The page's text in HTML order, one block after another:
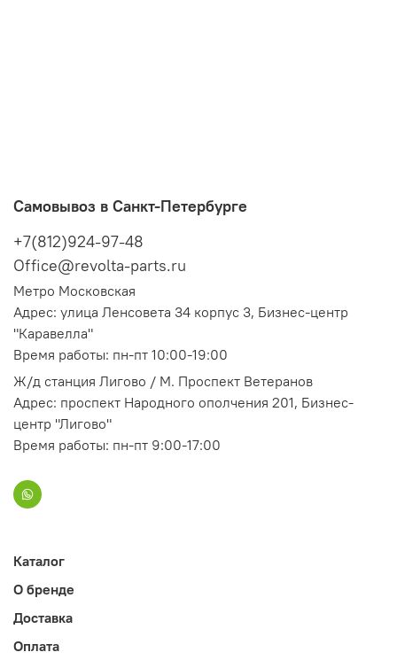
Самовывоз в Санкт-Петербурге
+7(812)924-97-48
Office@revolta-parts.ru
Метро Московская
Адрес: улица Ленсовета 34 корпус 3, Бизнес-центр
"Каравелла"
Время работы: пн-пт 10:00-19:00
Ж/д станция Лигово / М. Проспект Ветеранов
Адрес: проспект Народного ополчения 201, Бизнес-
центр "Лигово"
Время работы: пн-пт 9:00-17:00
Каталог
О бренде
Доставка
Оплата